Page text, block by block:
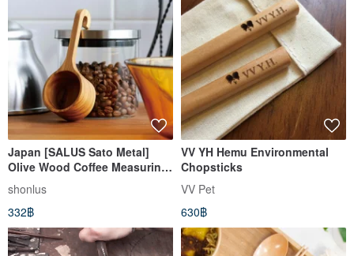
Japan [SALUS Sato Metal]
Olive Wood Coffee Measuring
Spoon - Curved Handle
shonlus
332฿
VV YH Hemu Environmental
Chopsticks
VV Pet
630฿